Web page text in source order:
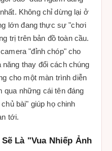
Không chỉ dừng lại ở
lớn đang thực sự "chơi
trị trên bản đồ toàn cầu.
"đỉnh chóp" cho
thay đổi cách chúng
cho một màn trình diễn
qua những cái tên đáng
bài" giúp họ chinh
tới.
Là "Vua Nhiếp Ảnh